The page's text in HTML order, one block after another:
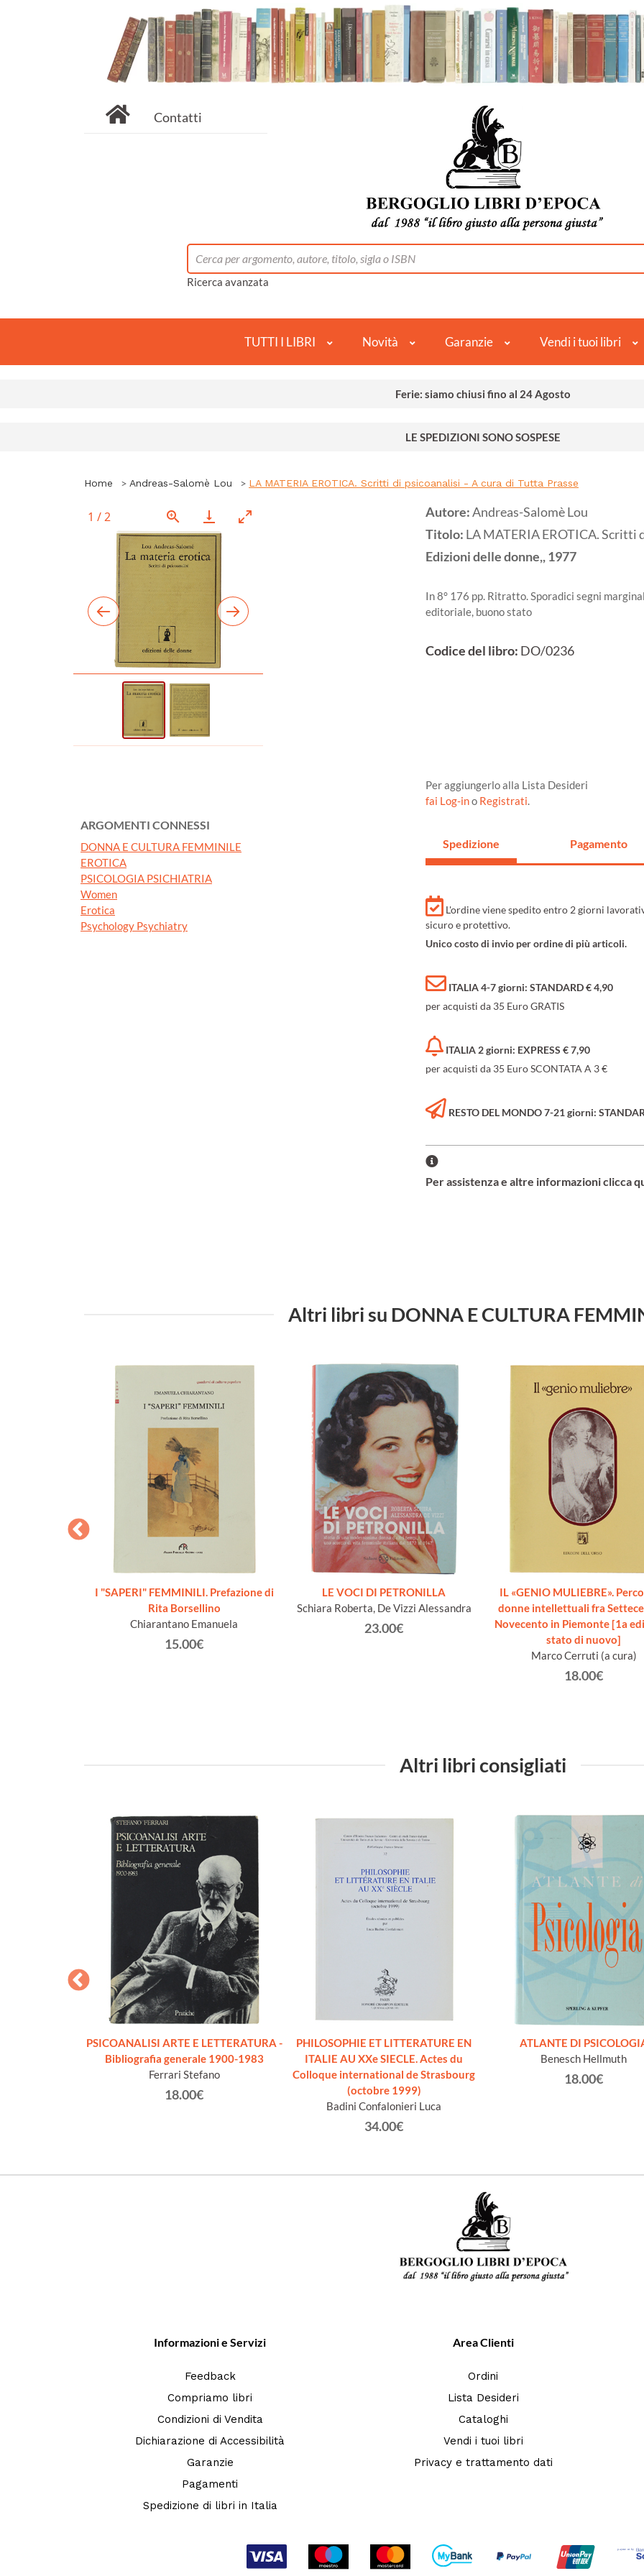
Contatti
Ricerca avanzata
TUTTI I LIBRI Novità Garanzie Vendi i tuoi libri
Ferie: siamo chiusi fino al 24 Agosto
LE SPEDIZIONI SONO SOSPESE
Home Andreas-Salomè Lou LA MATERIA EROTICA. Scritti di psicoanalisi - A cura di Tutta Prasse
1 /2
ARGOMENTI CONNESSI
DONNA E CULTURA FEMMINILE
EROTICA
PSICOLOGIA PSICHIATRIA
Women
Erotica
Psychology Psychiatry
Autore:Andreas-Salomè Lou
Titolo: LA MATERIA EROTICA. Scritti
Edizioni delle donne,,1977
In 8° 176 pp. Ritratto. Sporadici segni
editoriale, buono stato
Codice del libro: DO/0236
Per aggiungerlo alla Lista Desideri
fai Log-ino Registrati.
Spedizione Pagamento
L'ordine viene spedito entro 2 giorni
sicuro e protettivo.
Unico costo di invio per ordine di più articoli.
ITALIA 4-7 giorni: STANDARD € 4,90
per acquisti da 35 Euro GRATIS
ITALIA 2 giorni: EXPRESS € 7,90
per acquisti da 35 Euro SCONTATA A 3 €
RESTO DEL MONDO 7-21 giorni:
Per assistenza e altre informazioni clicca
Altri libri su DONNA E CULTURA
I "SAPERI" FEMMINILI. Prefazione di
Rita Borsellino
Chiarantano Emanuela
15.00€
LE VOCI DI PETRONILLA
Schiara Roberta, De Vizzi Alessandra
23.00€
IL «GENIO MULIEBRE».
donne intellettuali fra
Novecento in Piemonte [1a
stato di nuovo]
Marco Cerruti (a cura)
18.00€
Altri libri consigliati
PSICOANALISI ARTE E LETTERATURA -
Bibliografia generale 1900-1983
Ferrari Stefano
18.00€
PHILOSOPHIE ET LITTERATURE EN
ITALIE AU XXe SIECLE. Actes du
Colloque international de Strasbourg
(octobre 1999)
Badini Confalonieri Luca
34.00€
ATLANTE DI
Benesch Hellmuth
18.00€
Informazioni e Servizi
Feedback
Compriamo libri
Condizioni di Vendita
Dichiarazione di Accessibilità
Garanzie
Pagamenti
Spedizione di libri in Italia
Area Clienti
Ordini
Lista Desideri
Cataloghi
Vendi i tuoi libri
Privacy e trattamento dati